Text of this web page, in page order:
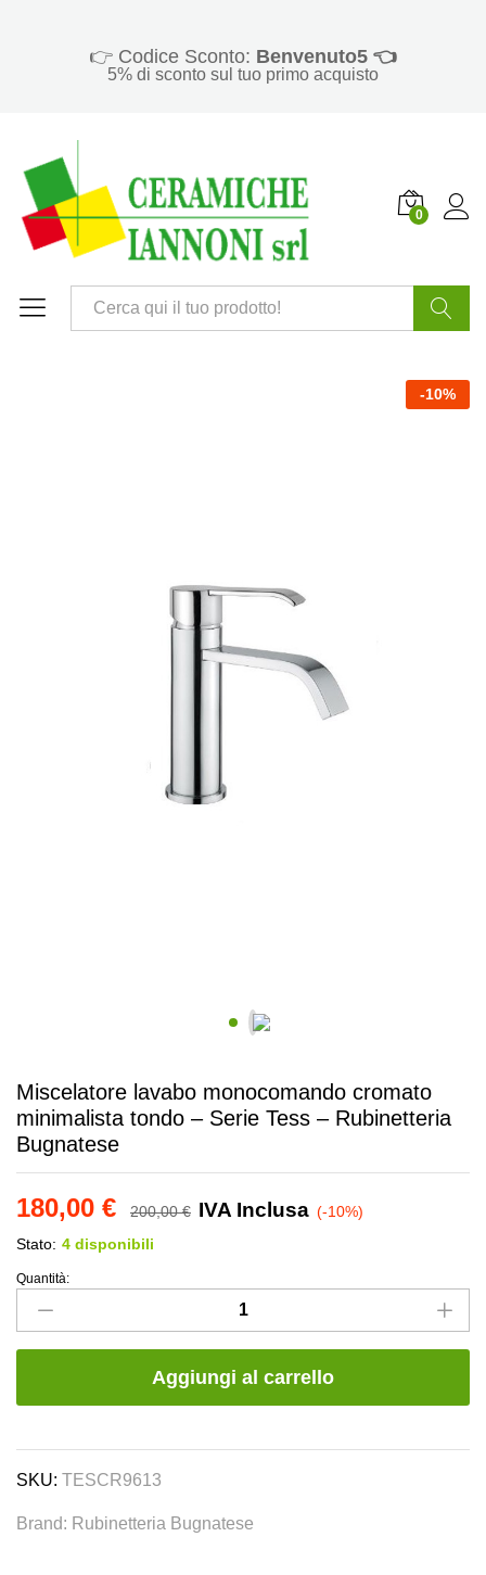
👉 Codice Sconto: Benvenuto5 👈
5% di sconto sul tuo primo acquisto
0
-10%
Miscelatore lavabo monocomando cromato
minimalista tondo – Serie Tess – Rubinetteria
Bugnatese
180,00 € 200,00€ IVA Inclusa (-10%)
Stato: 4 disponibili
Miscelatore
lavabo
-
Serie
-
Quantità:
Aggiungi al carrello
SKU: TESCR9613
Brand: Rubinetteria Bugnatese